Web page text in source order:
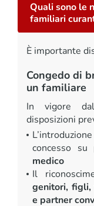
Quali sono le
familiari
È importante
Congedo di
un familiare
In vigore
disposizioni
concesso su
medico
Il
genitori, figli,
e partner